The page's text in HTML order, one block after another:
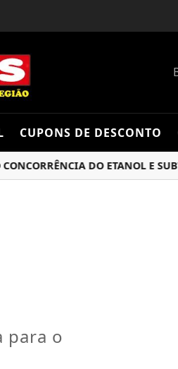
CUPONS DE DESCONTO
DO ETANOL E
para o